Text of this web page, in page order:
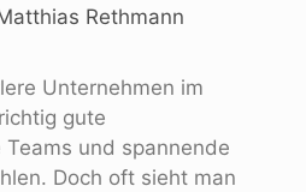
Unternehmen im
gute
und spannende
Doch oft sieht man